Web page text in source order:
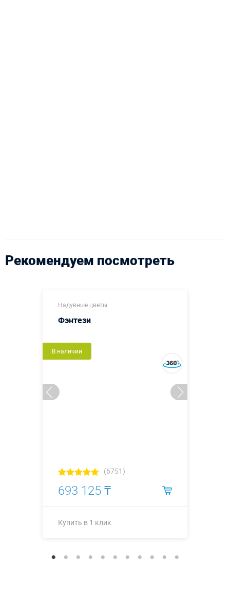
Рекомендуем посмотреть
Надувные цветы
Фэнтези
В наличии
(6751)
693 125 ₸
Купить в 1 клик